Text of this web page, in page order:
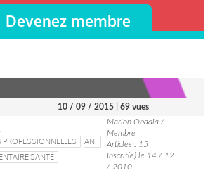
Devenez membre
10 / 09 / 2015 | 69 vues
PROFESSIONNELLES
ANI
SANTÉ
Marion Obadia /
Membre
Articles : 15
Inscrit(e) le 14 / 12
/ 2010